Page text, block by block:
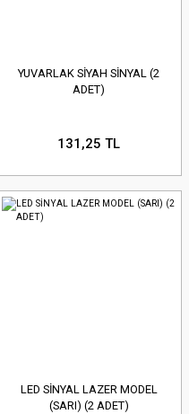
YUVARLAK SİYAH SİNYAL (2
ADET)
131,25 TL
LED SİNYAL LAZER MODEL
(SARI) (2 ADET)